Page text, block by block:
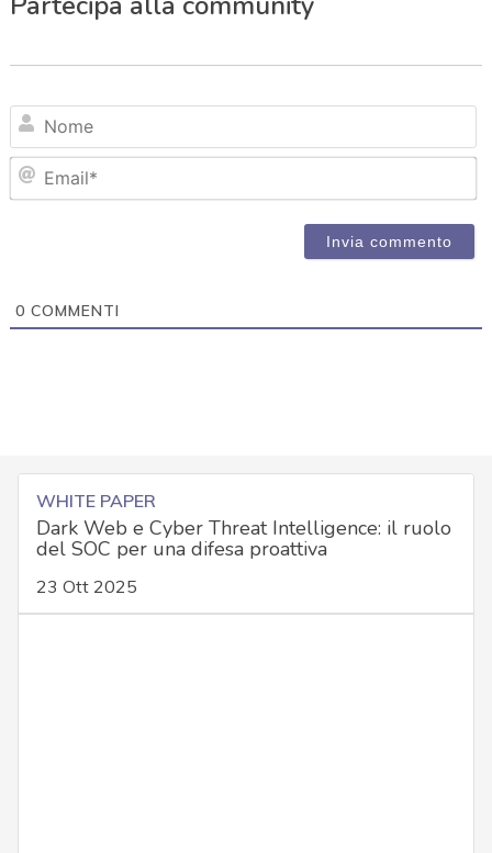
0 COMMENTI
WHITE PAPER
Dark Web e Cyber Threat Intelligence: il ruolo
del SOC per una difesa proattiva
23 Ott 2025